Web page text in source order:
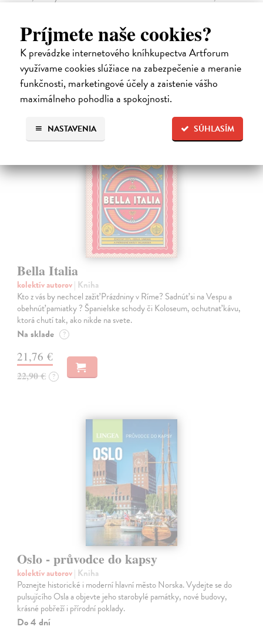
Príjmete naše cookies?
K prevádzke internetového kníhkupectva Artforum
využívame cookies slúžiace na zabezpečenie a meranie
funkčnosti, marketingové účely a zaistenie vášho
maximálneho pohodlia a spokojnosti.
SÚHLASÍM
NASTAVENIA
pražský…
Zasielame do 10 dní
16,19 €
16,69 € ?
Bella Italia
kolektív autorov| Kniha
Kto z vás by nechcel zažiť Prázdniny v Ríme? Sadnúť si na Vespu a
obehnúť pamiatky ? Španielske schody či Koloseum, ochutnať kávu,
ktorá chutí tak, ako nikde na svete.
Na sklade ?
21,76 €
22,90 € ?
Oslo - průvodce do kapsy
kolektív autorov| Kniha
Poznejte historické i moderní hlavní město Norska. Vydejte se do
pulsujícího Osla a objevte jeho starobylé památky, nové budovy,
krásné pobřeží i přírodní poklady.
Do 4 dní